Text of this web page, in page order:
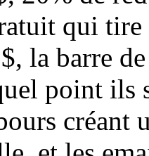
qui tire
la barre
point ils
créant